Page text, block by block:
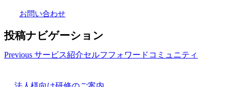
お問い合わせ
投稿ナビゲーション
Previous サービス紹介セルフフォワードコミュニティ